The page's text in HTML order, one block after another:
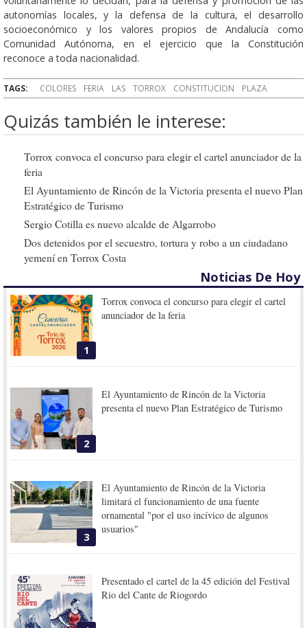
autonomías locales, y la defensa de la cultura, el desarrollo
socioeconómico y los valores propios de Andalucía como
Comunidad Autónoma, en el ejercicio que la Constitución
reconoce a toda nacionalidad.
TAGS: COLORES FERIA LAS TORROX CONSTITUCION PLAZA
Quizás también le interese:
Torrox convoca el concurso para elegir el cartel anunciador de la
feria
El Ayuntamiento de Rincón de la Victoria presenta el nuevo Plan
Estratégico de Turismo
Sergio Cotilla es nuevo alcalde de Algarrobo
Dos detenidos por el secuestro, tortura y robo a un ciudadano
yemení en Torrox Costa
Noticias De Hoy
1
Torrox convoca el concurso para elegir el cartel
anunciador de la feria
2
El Ayuntamiento de Rincón de la Victoria
presenta el nuevo Plan Estratégico de Turismo
3
El Ayuntamiento de Rincón de la Victoria
limitará el funcionamiento de una fuente
ornamental "por el uso incívico de algunos
usuarios"
Presentado el cartel de la 45 edición del Festival
Rio del Cante de Riogordo